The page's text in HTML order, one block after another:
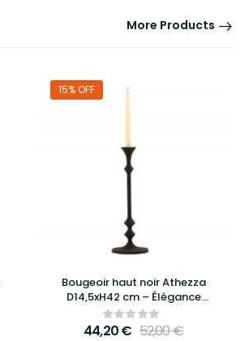
More Products
15% OFF
Bougeoir haut noir Athezza
D14,5xH42 cm – Élégance
contemporaine et décoration
raffinée
44,20€ 52,00€